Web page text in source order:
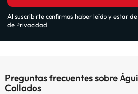
Al suscribirte confirmas haber leído y estar
de Privacidad
Preguntas frecuentes sobre
Collados